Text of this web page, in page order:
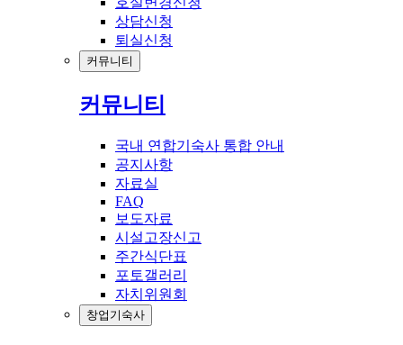
상담신청
퇴실신청
커뮤니티
커뮤니티
국내 연합기숙사 통합 안내
공지사항
자료실
FAQ
보도자료
시설고장신고
주간식단표
포토갤러리
자치위원회
창업기숙사